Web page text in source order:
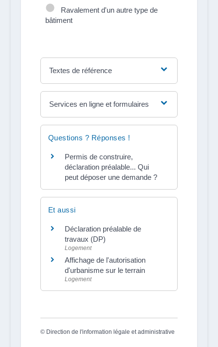
Ravalement d'un autre type de
bâtiment
Textes de référence
Services en ligne et formulaires
Questions ? Réponses !
Permis de construire,
déclaration préalable... Qui
peut déposer une demande ?
Et aussi
Déclaration préalable de
travaux (DP)
Logement
Affichage de l'autorisation
d'urbanisme sur le terrain
Logement
© Direction de l'information légale et administrative